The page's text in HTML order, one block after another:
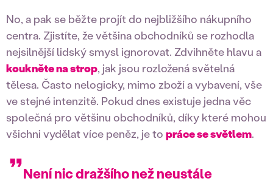
No, a pak se běžte projít do nejbližšího nákupního
centra. Zjistíte, že většina obchodníků se rozhodla
nejsilnější lidský smysl ignorovat. Zdvihněte hlavu a
koukněte na strop, jak jsou rozložená světelná
tělesa. Často nelogicky, mimo zboží a vybavení, vše
ve stejné intenzitě. Pokud dnes existuje jedna věc
společná pro většinu obchodníků, díky které mohou
všichni vydělat více peněz, je to práce se světlem.
Není nic dražšího než neustále